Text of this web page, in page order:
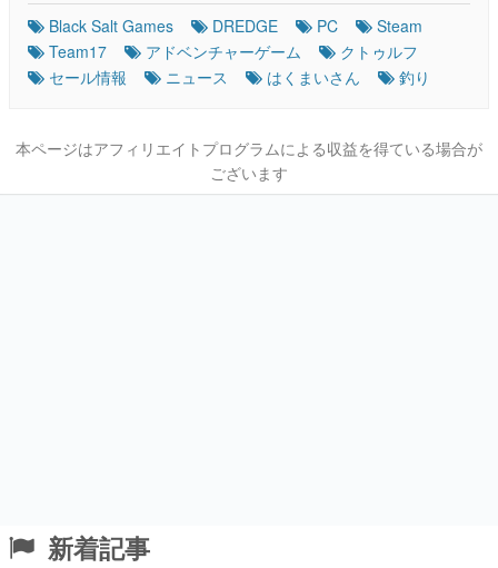
Black Salt Games DREDGE PC
Steam
Team17
アドベンチャーゲーム
クトゥルフ
セール情報
ニュース はくまいさん 釣り
本ページはアフィリエイトプログラムによる収益を得ている場合が
ございます
新着記事